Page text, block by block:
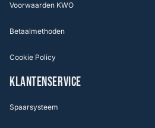
Voorwaarden KWO
Betaalmethoden
Cookie Policy
KLANTENSERVICE
Spaarsysteem